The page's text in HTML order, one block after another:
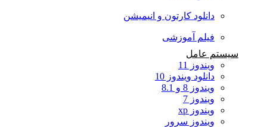
دانلود کارتون و انیمیشن
فیلم آموزشی
سیستم عامل
ویندوز 11
دانلود ویندوز 10
ویندوز 8 و 8.1
ویندوز 7
ویندوز xp
ویندوز سرور